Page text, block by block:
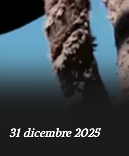
31 dicembre 2025